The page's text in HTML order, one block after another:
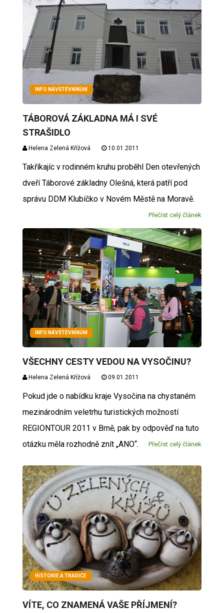
INFO NÁVŠTĚVNÍKŮM
TÁBOROVÁ ZÁKLADNA MÁ I SVÉ
STRAŠIDLO
Helena Zelená Křížová 10.01.2011
Takříkajíc v rodinném kruhu proběhl Den otevřených
dveří Táborové základny Olešná, která patří pod
správu DDM Klubíčko v Novém Městě na Moravě.
Přečíst celý článek
INFO NÁVŠTĚVNÍKŮM
VŠECHNY CESTY VEDOU NA VYSOČINU?
Helena Zelená Křížová 09.01.2011
Pokud jde o nabídku kraje Vysočina na chystaném
mezinárodním veletrhu turistických možností
REGIONTOUR 2011 v Brně, pak by odpověď na tuto
otázku měla rozhodně znít „ANO“.
Přečíst celý článek
HISTORIE A TRADICE
VÍTE, CO ZNAMENÁ VAŠE PŘÍJMENÍ?